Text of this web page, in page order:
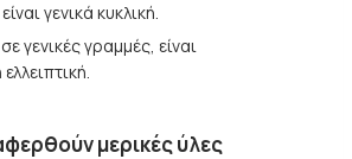
γενικά κυκλική.
γενικές γραμμές, είναι
μερικές ύλες